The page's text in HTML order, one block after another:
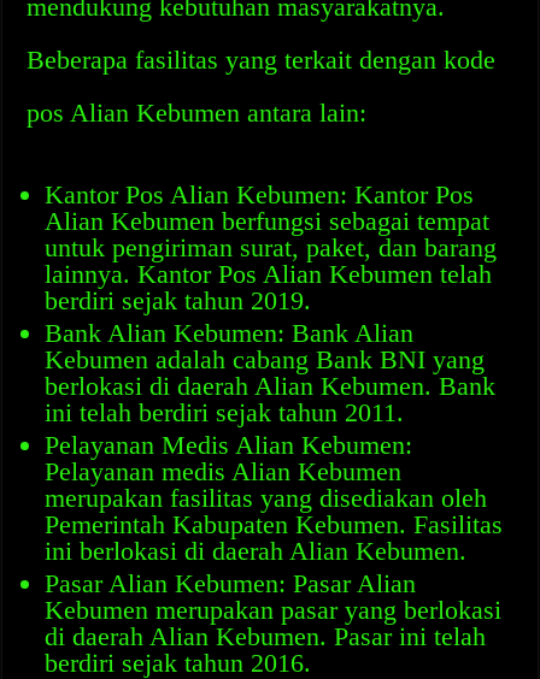
mendukung kebutuhan masyarakatnya.
Beberapa fasilitas yang terkait dengan kode
pos Alian Kebumen antara lain:
Kantor Pos Alian Kebumen: Kantor Pos
Alian Kebumen berfungsi sebagai tempat
untuk pengiriman surat, paket, dan barang
lainnya. Kantor Pos Alian Kebumen telah
berdiri sejak tahun 2019.
Bank Alian Kebumen: Bank Alian
Kebumen adalah cabang Bank BNI yang
berlokasi di daerah Alian Kebumen. Bank
ini telah berdiri sejak tahun 2011.
Pelayanan Medis Alian Kebumen:
Pelayanan medis Alian Kebumen
merupakan fasilitas yang disediakan oleh
Pemerintah Kabupaten Kebumen. Fasilitas
ini berlokasi di daerah Alian Kebumen.
Pasar Alian Kebumen: Pasar Alian
Kebumen merupakan pasar yang berlokasi
di daerah Alian Kebumen. Pasar ini telah
berdiri sejak tahun 2016.